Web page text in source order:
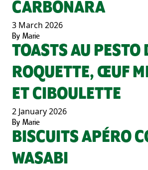
CARBONARA
3 March 2026
By Marie
TOASTS AU PESTO
ROQUETTE, ŒUF
ET CIBOULETTE
2 January 2026
By Marie
BISCUITS APÉRO
WASABI